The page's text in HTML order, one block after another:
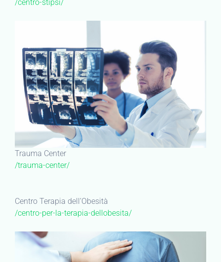
/centro-stipsi/
Trauma Center
/trauma-center/
Centro Terapia dell’Obesità
/centro-per-la-terapia-dellobesita/